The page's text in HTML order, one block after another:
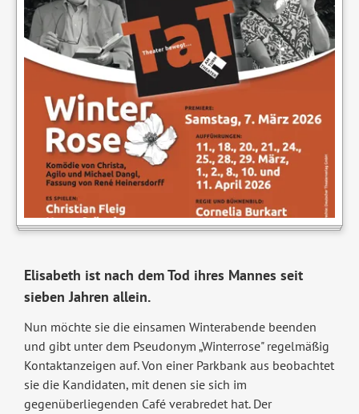
Elisabeth ist nach dem Tod ihres Mannes seit
sieben Jahren allein.
Nun möchte sie die einsamen Winterabende beenden
und gibt unter dem Pseudonym „Winterrose" regelmäßig
Kontaktanzeigen auf. Von einer Parkbank aus beobachtet
sie die Kandidaten, mit denen sie sich im
gegenüberliegenden Café verabredet hat. Der